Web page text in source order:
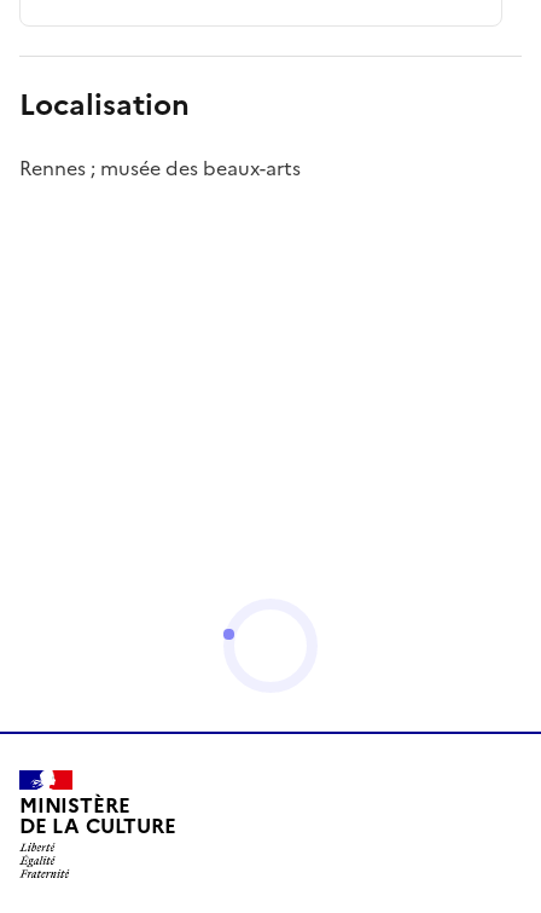
Localisation
Rennes ; musée des beaux-arts
MINISTÈRE
DE LA CULTURE